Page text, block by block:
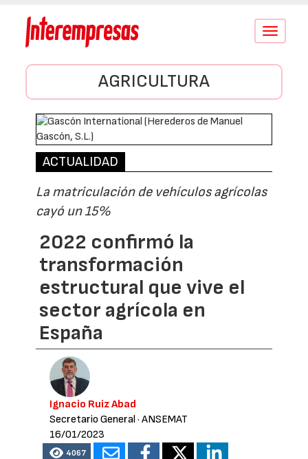
Conmutar
AGRICULTURA
ACTUALIDAD
La matriculación de vehículos agrícolas
cayó un 15%
2022 confirmó la
transformación
estructural que vive el
sector agrícola en
España
Ignacio Ruiz Abad
Secretario General· ANSEMAT
16/01/2023
4067